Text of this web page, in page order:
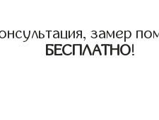
замер
БЕСПЛАТНО!